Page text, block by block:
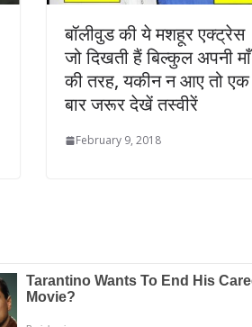
बॉलीवुड की ये मशहूर एक्ट्रेस
जो दिखती हैं बिल्‍कुल अपनी माँ
की तरह, यकीन न आए तो एक
बार जरूर देखें तस्वीरें
February 9, 2018